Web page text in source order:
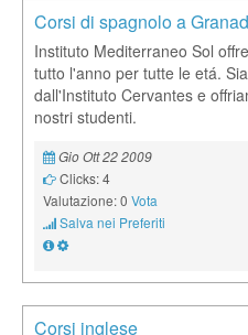
Corsi di spagnolo a
Instituto Mediterraneo Sol
tutto l'anno per tutte le etá.
dall'Instituto Cervantes e
nostri studenti.
Gio Ott 22 2009
Clicks: 4
Valutazione: 0 Vota
Salva nei Preferiti
Corsi inglese